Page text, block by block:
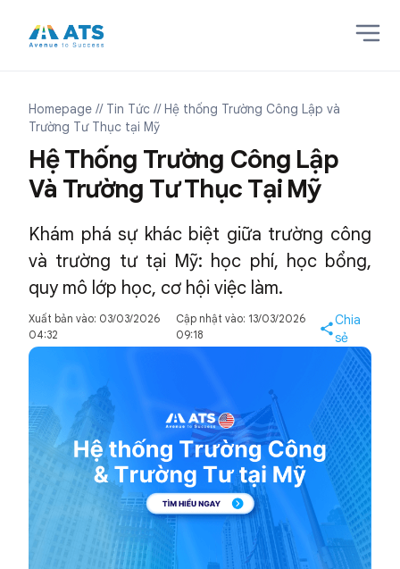
Homepage // Tin Tức // Hệ thống Trường Công Lập và
Trường Tư Thục tại Mỹ
Hệ Thống Trường Công Lập
Và Trường Tư Thục Tại Mỹ
Khám phá sự khác biệt giữa trường công
và trường tư tại Mỹ: học phí, học bổng,
quy mô lớp học, cơ hội việc làm.
Xuất bản vào: 03/03/2026
04:32
Cập nhật vào: 13/03/2026
09:18
Chia
sẻ